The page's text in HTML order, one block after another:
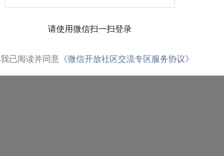
请使用微信扫一扫登录
我已阅读并同意 《微信开放社区交流专区服务协议》